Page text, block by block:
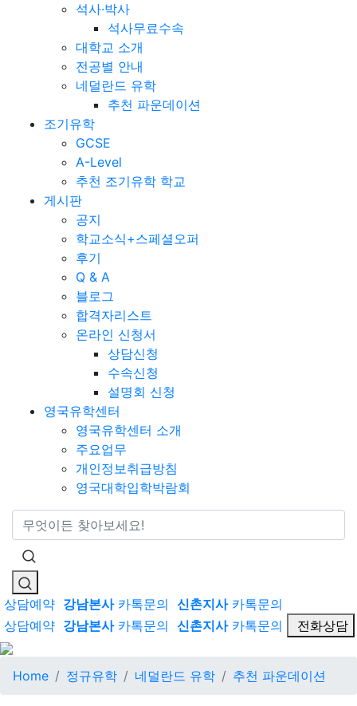
석사·박사
석사무료수속
대학교 소개
전공별 안내
네덜란드 유학
추천 파운데이션
조기유학
GCSE
A-Level
추천 조기유학 학교
게시판
공지
학교소식+스페셜오퍼
후기
Q & A
블로그
합격자리스트
온라인 신청서
상담신청
수속신청
설명회 신청
영국유학센터
영국유학센터 소개
주요업무
개인정보취급방침
영국대학입학박람회
통합검색
상담예약 강남본사카톡문의 신촌지사카톡문의
상담예약 강남본사카톡문의 신촌지사카톡문의 전화상담
Home 정규유학 네덜란드 유학 추천 파운데이션